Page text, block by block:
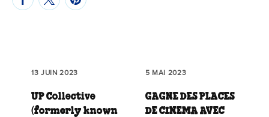
13 JUIN 2023
UP Collective
(formerly known
5 MAI 2023
GAGNE DES PLACES
DE CINEMA AVEC